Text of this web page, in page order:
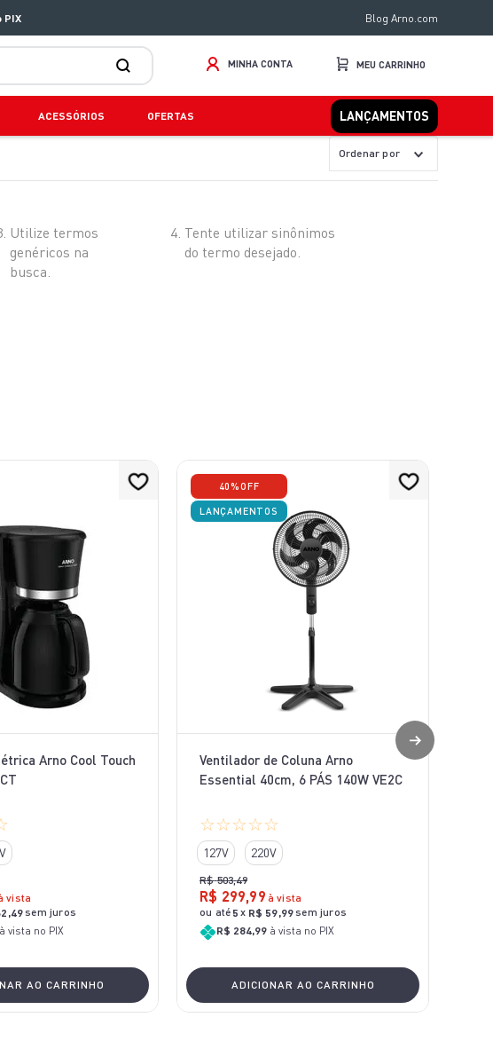
PIX Blog Arno.com
MINHA CONTA
ACESSÓRIOS OFERTAS LANÇAMENTOS
Ordenar por
Utilize termos
genéricos na
busca.
Tente utilizar sinônimos
do termo desejado.
Arno Cool Touch
vista
,49sem juros
à vista no PIX
AO CARRINHO
40%OFF
LANÇAMENTOS
Ventilador de Coluna Arno
Essential 40cm, 6 PÁS 140W VE2C
☆☆☆☆☆
127V 220V
R$ 503,49
R$ 299,99 à vista
ou até 5 x R$ 59,99sem juros
R$ 284,99 à vista no PIX
ADICIONAR AO CARRINHO